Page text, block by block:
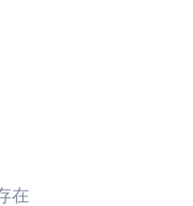
在